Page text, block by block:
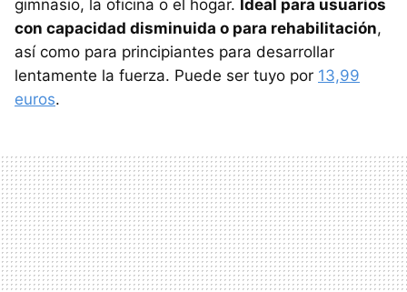
gimnasio, la oficina o el hogar. Ideal para usuarios
con capacidad disminuida o para rehabilitación,
así como para principiantes para desarrollar
lentamente la fuerza. Puede ser tuyo por 13,99
euros.